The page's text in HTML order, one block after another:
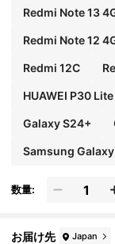
Redmi Note 13
Redmi Note 12
Redmi 12C
HUAWEI P30 Lite
Galaxy S24+
Samsung
数量:
お届け先 Japan